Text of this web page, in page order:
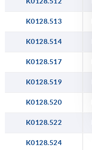
K0128.513
K0128.514
K0128.517
K0128.519
K0128.520
K0128.522
K0128.524